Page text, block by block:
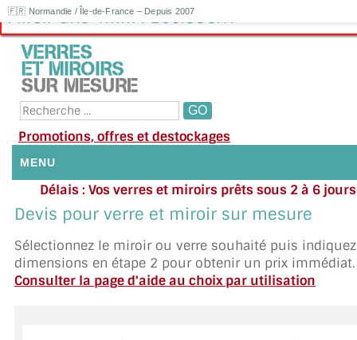
🇫🇷 Normandie / Île-de-France – Depuis 2007
Miroir Gris 4mm : 165.83€HT
Promotions, offres et destockages
MENU
NOUS CONTACTER
DEMANDE DE DEVIS
Délais : Vos verres et miroirs prêts sous 2 à 6
moyenne
Besoin
Appelez ou envoyez un SMS au 06 79 92
Devis pour verre et miroir sur mesure
Sélectionnez le miroir ou verre souhaité puis
dimensions en étape 2 pour obtenir un prix immédiat.
Consulter la page d'aide au choix par utilisation